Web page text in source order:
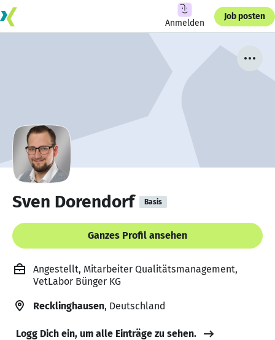
Anmelden
Job posten
Sven Dorendorf Basis
Ganzes Profil ansehen
Angestellt, Mitarbeiter Qualitätsmanagement,
VetLabor Bünger KG
Recklinghausen, Deutschland
Logg Dich ein, um alle Einträge zu sehen.